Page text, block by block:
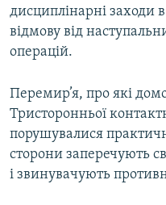
дисциплінарні заходи
відмову від
операцій.
Перемир’я, про які
Тристоронньої
порушувалися
сторони заперечують
і звинувачують